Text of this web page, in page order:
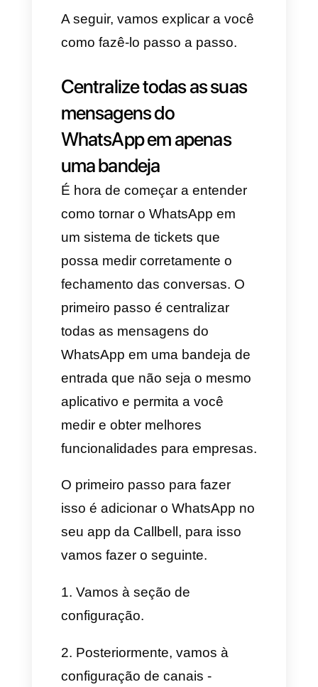
torna complicado entender
conversas.
A boa notícia é que com a
Callbell, você pode tornar o
WhatsApp um verdadeiro
sistema de tickets, gerenciado
por equipes, com métricas,
atribuições automáticas e um
controle total das suas
conversas. 🚀
A seguir, vamos explicar a você
como fazê-lo passo a passo.
Centralize todas as suas
mensagens do
WhatsApp em apenas
uma bandeja
É hora de começar a entender
como tornar o WhatsApp em
um sistema de tickets que
possa medir corretamente o